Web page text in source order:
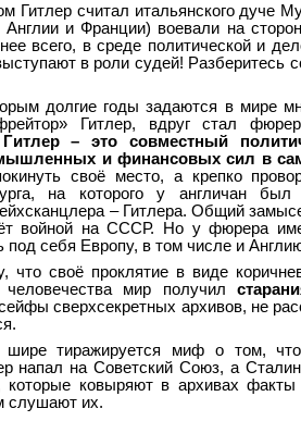
Гитлер считал итальянского дуче
и Франции) воевали на
всего, в среде политической и
в роли судей! Разберитесь
долгие годы задаются в мире
Гитлер, вдруг стал
Гитлер – это совместный
и финансовых сил в
своё место, а крепко
на которого у англичан
– Гитлера. Общий
войной на СССР. Но у фюрера
под себя Европу, в том числе и
что своё проклятие в виде
мир получил
сверхсекретных архивов, не
тиражируется миф о том,
напал на Советский Союз, а
которые ковыряют в архивах
слушают их.